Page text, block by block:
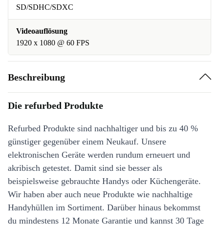
SD/SDHC/SDXC
Videoauflösung
1920 x 1080 @ 60 FPS
Beschreibung
Die refurbed Produkte
Refurbed Produkte sind nachhaltiger und bis zu 40 %
günstiger gegenüber einem Neukauf. Unsere
elektronischen Geräte werden rundum erneuert und
akribisch getestet. Damit sind sie besser als
beispielsweise gebrauchte Handys oder Küchengeräte.
Wir haben aber auch neue Produkte wie nachhaltige
Handyhüllen im Sortiment. Darüber hinaus bekommst
du mindestens 12 Monate Garantie und kannst 30 Tage